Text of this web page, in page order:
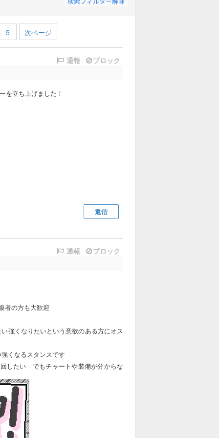
5 次ページ
通報 ブロック
を立ち上げました！
します♪
返信
通報 ブロック
者の方も大歓迎
強くなりたいという意欲のある方にオス
くなるスタンスです
したい でもチャートや装備が分からな